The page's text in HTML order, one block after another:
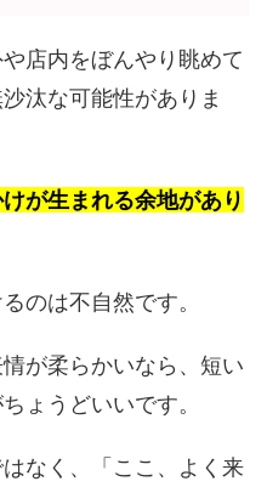
店内をぼんやり眺めて
汰な可能性がありま
が生まれる余地があり
のは不自然です。
が柔らかいなら、短い
ょうどいいです。
なく、「ここ、よく来